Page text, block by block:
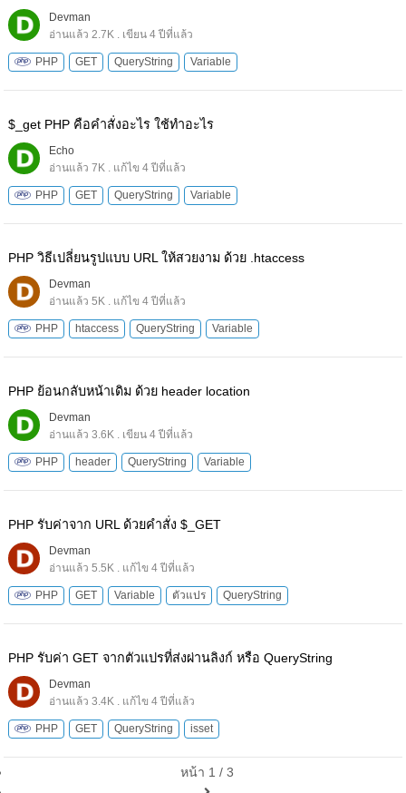
Devman
อ่านแล้ว 2.7K . เขียน 4 ปีที่แล้ว
PHP GET QueryString Variable
$_get PHP คือคำสั่งอะไร ใช้ทำอะไร
Echo
อ่านแล้ว 7K . แก้ไข 4 ปีที่แล้ว
PHP GET QueryString Variable
PHP วิธีเปลี่ยนรูปแบบ URL ให้สวยงาม ด้วย .htaccess
Devman
อ่านแล้ว 5K . แก้ไข 4 ปีที่แล้ว
PHP htaccess QueryString Variable
PHP ย้อนกลับหน้าเดิม ด้วย header location
Devman
อ่านแล้ว 3.6K . เขียน 4 ปีที่แล้ว
PHP header QueryString Variable
PHP รับค่าจาก URL ด้วยคำสั่ง $_GET
Devman
อ่านแล้ว 5.5K . แก้ไข 4 ปีที่แล้ว
PHP GET Variable ตัวแปร QueryString
PHP รับค่า GET จากตัวแปรที่ส่งผ่านลิงก์ หรือ QueryString
Devman
อ่านแล้ว 3.4K . แก้ไข 4 ปีที่แล้ว
PHP GET QueryString isset
หน้า 1 / 3